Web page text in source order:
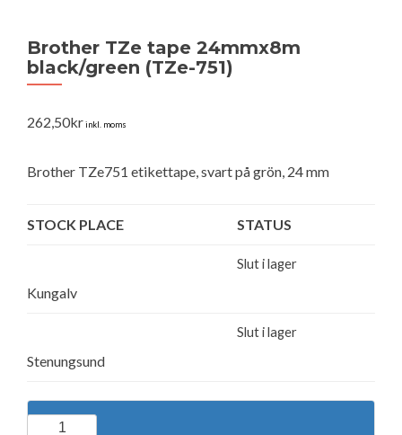
Brother TZe tape 24mmx8m
black/green (TZe-751)
262,50krinkl. moms
Brother TZe751 etikettape, svart på grön, 24 mm
STOCK PLACE STATUS
Kungalv
Slut i lager
Stenungsund
Slut i lager
Brother